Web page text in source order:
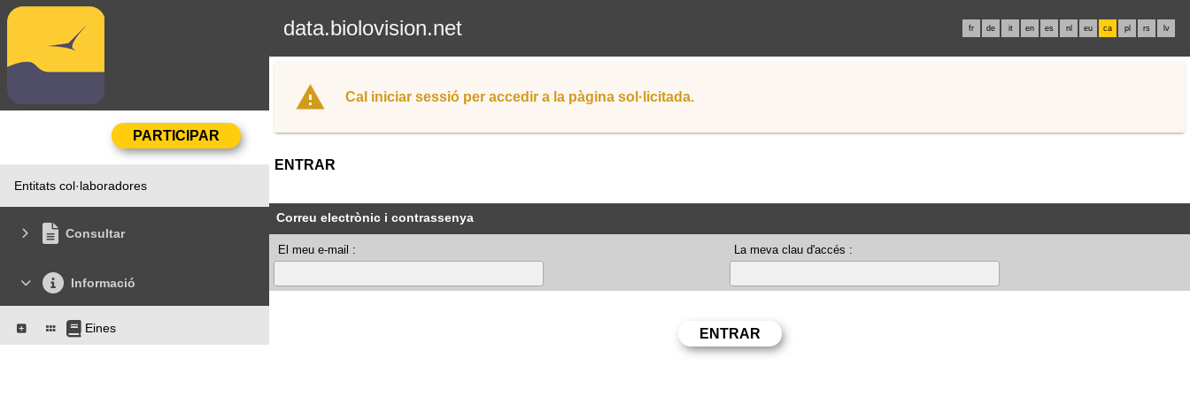
data.biolovision.net fr de it en es nl eu ca pl rs lv
Entitats col·laboradores
Consultar
Informació
Eines
Cal iniciar sessió per accedir a la pàgina sol·licitada.
ENTRAR
Correu electrònic i contrassenya
El meu e-mail : La meva clau d'accés :